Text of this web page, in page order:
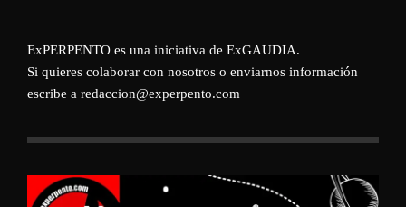
ExPERPENTO es una iniciativa de ExGAUDIA.
Si quieres colaborar con nosotros o enviarnos información
escribe a redaccion@experpento.com